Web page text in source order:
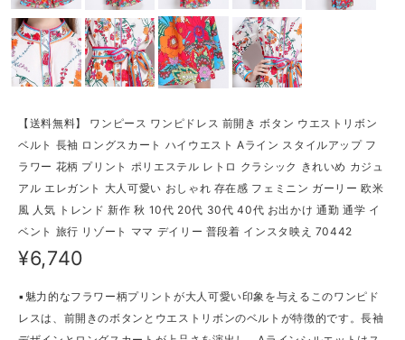
【送料無料】 ワンピース ワンピドレス 前開き ボタン ウエストリボン
ベルト 長袖 ロングスカート ハイウエスト Aライン スタイルアップ フ
ラワー 花柄 プリント ポリエステル レトロ クラシック きれいめ カジュ
アル エレガント 大人可愛い おしゃれ 存在感 フェミニン ガーリー 欧米
風 人気 トレンド 新作 秋 10代 20代 30代 40代 お出かけ 通勤 通学 イ
ベント 旅行 リゾート ママ デイリー 普段着 インスタ映え 70442
¥6,740
▪魅力的なフラワー柄プリントが大人可愛い印象を与えるこのワンピド
レスは、前開きのボタンとウエストリボンのベルトが特徴的です。長袖